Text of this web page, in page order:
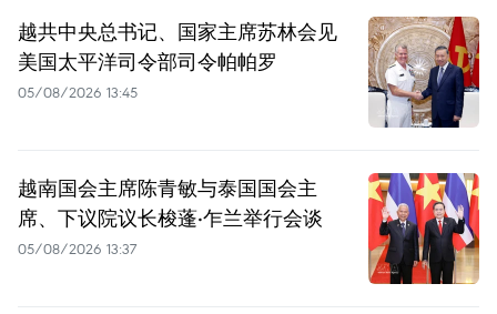
越共中央总书记、国家主席苏林会见
美国太平洋司令部司令帕帕罗
05/08/2026 13:45
越南国会主席陈青敏与泰国国会主
席、下议院议长梭蓬·乍兰举行会谈
05/08/2026 13:37